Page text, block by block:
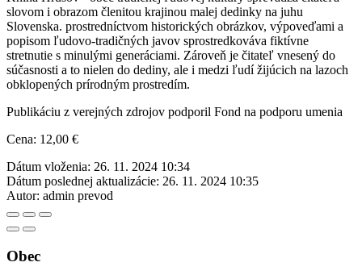
slovom i obrazom členitou krajinou malej dedinky na juhu
Slovenska. prostredníctvom historických obrázkov, výpoveďami a
popisom ľudovo-tradičných javov sprostredkováva fiktívne
stretnutie s minulými generáciami. Zároveň je čitateľ vnesený do
súčasnosti a to nielen do dediny, ale i medzi ľudí žijúcich na lazoch
obklopených prírodným prostredím.
Publikáciu z verejných zdrojov podporil Fond na podporu umenia
Cena: 12,00 €
Dátum vloženia: 26. 11. 2024 10:34
Dátum poslednej aktualizácie: 26. 11. 2024 10:35
Autor: admin prevod
Obec